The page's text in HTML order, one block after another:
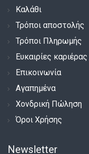
Καλάθι
Τρόποι αποστολής
Τρόποι Πληρωμής
Ευκαιρίες καριέρας
Επικοινωνία
Αγαπημένα
Χονδρική Πώληση
Όροι Χρήσης
Newsletter